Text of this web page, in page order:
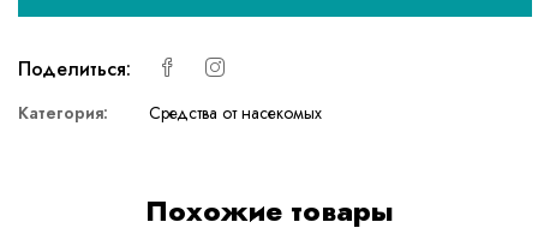
Поделиться:
Категория: Средства от насекомых
Похожие товары